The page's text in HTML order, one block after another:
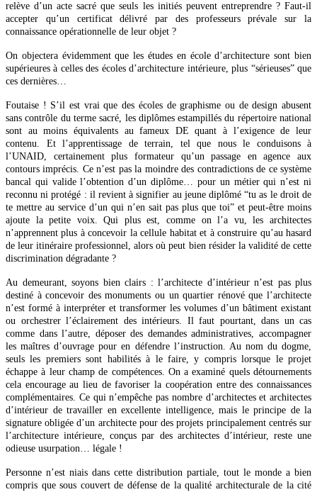
relève d’un acte sacré que seuls les initiés peuvent entreprendre ? Faut-il
accepter qu’un certificat délivré par des professeurs prévale sur la
connaissance opérationnelle de leur objet ?
On objectera évidemment que les études en école d’architecture sont bien
supérieures à celles des écoles d’architecture intérieure, plus “sérieuses” que
ces dernières…
Foutaise ! S’il est vrai que des écoles de graphisme ou de design abusent
sans contrôle du terme sacré, les diplômes estampillés du répertoire national
sont au moins équivalents au fameux DE quant à l’exigence de leur
contenu. Et l’apprentissage de terrain, tel que nous le conduisons à
l’UNAID, certainement plus formateur qu’un passage en agence aux
contours imprécis. Ce n’est pas la moindre des contradictions de ce système
bancal qui valide l’obtention d’un diplôme… pour un métier qui n’est ni
reconnu ni protégé : il revient à signifier au jeune diplômé “tu as le droit de
te mettre au service d’un qui n’en sait pas plus que toi” et peut-être moins
ajoute la petite voix. Qui plus est, comme on l’a vu, les architectes
n’apprennent plus à concevoir la cellule habitat et à construire qu’au hasard
de leur itinéraire professionnel, alors où peut bien résider la validité de cette
discrimination dégradante ?
Au demeurant, soyons bien clairs : l’architecte d’intérieur n’est pas plus
destiné à concevoir des monuments ou un quartier rénové que l’architecte
n’est formé à interpréter et transformer les volumes d’un bâtiment existant
ou orchestrer l’éclairement des intérieurs. Il faut pourtant, dans un cas
comme dans l’autre, déposer des demandes administratives, accompagner
les maîtres d’ouvrage pour en défendre l’instruction. Au nom du dogme,
seuls les premiers sont habilités à le faire, y compris lorsque le projet
échappe à leur champ de compétences. On a examiné quels détournements
cela encourage au lieu de favoriser la coopération entre des connaissances
complémentaires. Ce qui n’empêche pas nombre d’architectes et architectes
d’intérieur de travailler en excellente intelligence, mais le principe de la
signature obligée d’un architecte pour des projets principalement centrés sur
l’architecture intérieure, conçus par des architectes d’intérieur, reste une
odieuse usurpation… légale !
Personne n’est niais dans cette distribution partiale, tout le monde a bien
compris que sous couvert de défense de la qualité architecturale de la cité